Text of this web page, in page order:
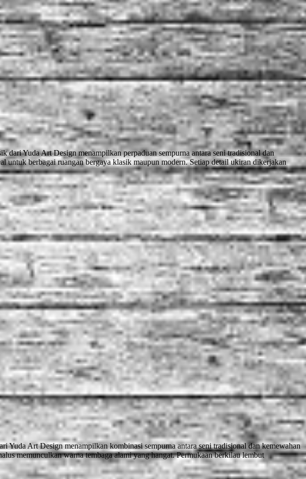
Yuda Art Design menampilkan perpaduan sempurna antara seni tradisional dan
berbagai ruangan bergaya klasik maupun modern. Setiap detail ukiran dikerjakan
Art Design menampilkan kombinasi sempurna antara seni tradisional dan kemewahan
memunculkan warna tembaga alami yang hangat. Permukaan berkilau lembut